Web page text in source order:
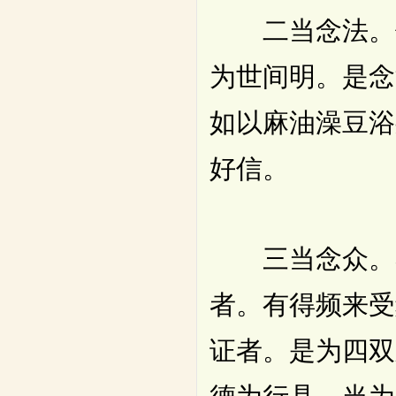
二当念法。
为世间明。是
如以麻油澡豆
好信。
三当念众。
者。有得频来
证者。是为四